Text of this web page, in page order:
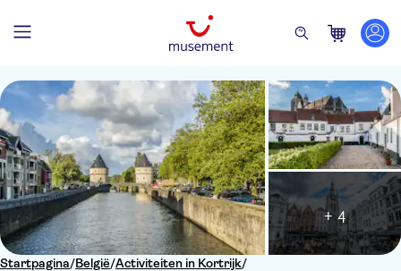
Startpagina/België/Activiteiten in Kortrijk/
+ 4